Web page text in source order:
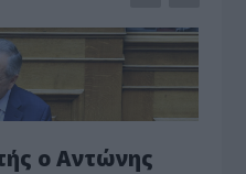
ο Αντώνης